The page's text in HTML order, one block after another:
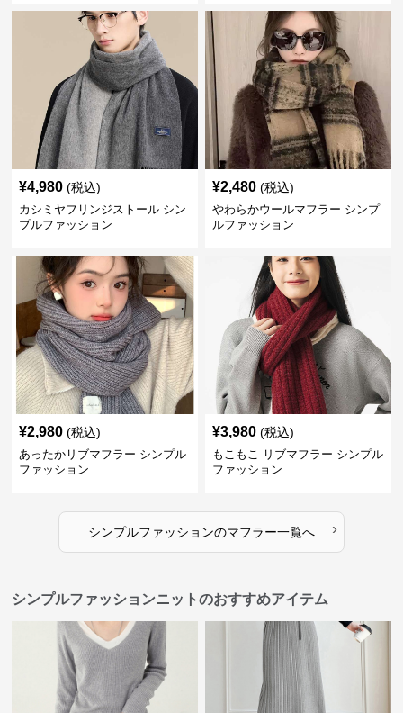
¥4,980 (税込)
カシミヤフリンジストール シン
プルファッション
¥2,480 (税込)
やわらかウールマフラー シンプ
ルファッション
¥2,980 (税込)
あったかリブマフラー シンプル
ファッション
¥3,980 (税込)
もこもこ リブマフラー シンプル
ファッション
シンプルファッションのマフラー一覧へ ›
シンプルファッションニットのおすすめアイテム